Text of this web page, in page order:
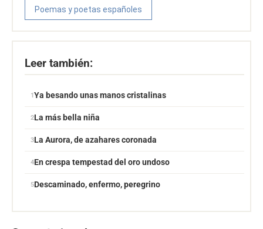
Poemas y poetas españoles
Leer también:
Ya besando unas manos cristalinas
La más bella niña
La Aurora, de azahares coronada
En crespa tempestad del oro undoso
Descaminado, enfermo, peregrino